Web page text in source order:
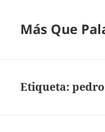
Más Que
Etiqueta: